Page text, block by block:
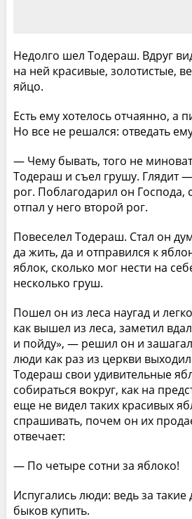
Недолго шел Тодераш. Вдруг
на ней красивые, золотистые,
яйцо.
Есть ему хотелось отчаянно, а
Но все не решался: отведать
— Чему бывать, того не
Тодераш и съел грушу. Глядит
рог. Поблагодарил он Господа,
отпал у него второй рог.
Повеселел Тодераш. Стал он
да жить, да и отправился к
яблок, сколько мог нести на
несколько груш.
Пошел он из леса наугад и
как вышел из леса, заметил
и пойду», — решил он и
люди как раз из церкви
Тодераш свои удивительные
собираться вокруг, как на
еще не видел таких красивых
спрашивать, почем он их
отвечает:
— По четыре сотни за яблоко!
Испугались люди: ведь за
быков купить.